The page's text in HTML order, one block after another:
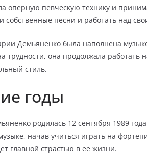
оперную певческую технику и
собственные песни и работать над
Демьяненко была наполнена
трудности, она продолжала
стиль.
годы
родилась 12 сентября 1989
начав учиться играть на
главной страстью в ее жизни.